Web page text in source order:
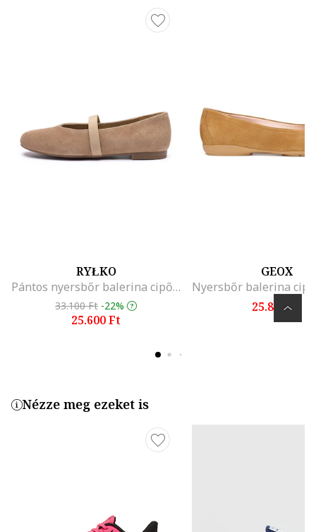
RYŁKO
Pántos nyersbőr balerina cipő, Tevebarna
33.100 Ft -22%
25.600 Ft
GEOX
25.899 Ft
Nézze meg ezeket is